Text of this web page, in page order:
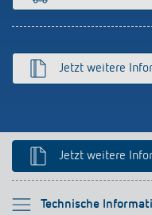
Anfahrt
Jetzt weitere
Jetzt weitere
Technische
Bitte auswählen